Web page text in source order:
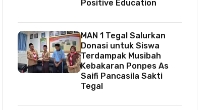
Positive Education
MAN 1 Tegal Salurkan
Donasi untuk Siswa
Terdampak Musibah
Kebakaran Ponpes As
Saifi Pancasila Sakti
Tegal